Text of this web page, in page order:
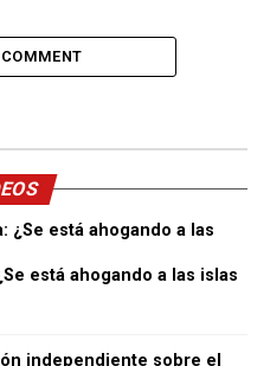
está ahogando a las islas